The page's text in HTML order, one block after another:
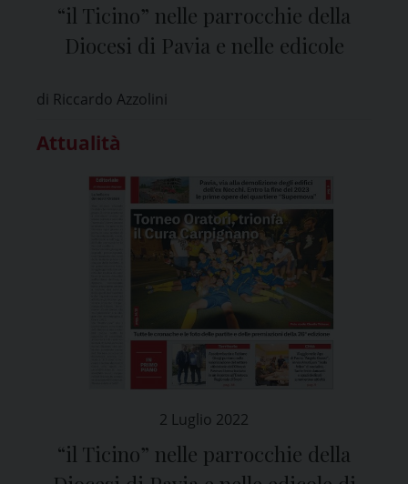
“il Ticino” nelle parrocchie della
Diocesi di Pavia e nelle edicole
di Riccardo Azzolini
Attualità
2 Luglio 2022
“il Ticino” nelle parrocchie della